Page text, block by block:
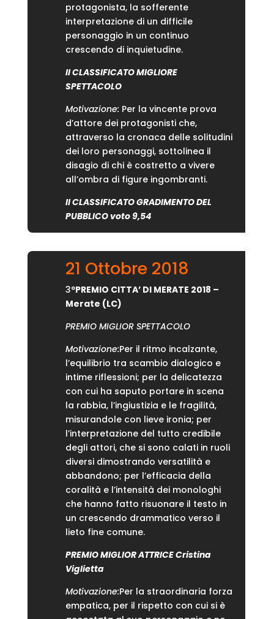
protagonista, la sofferente
interpretazione di un difficile
personaggio in un continuo
crescendo di inquietudine.
II CLASSIFICATO MIGLIORE
SPETTACOLO
Motivazione: Per la vincente prova
d’attore dei protagonisti che,
attraverso la cronaca delle solitudini
dei loro personaggi, sottolinea il
disagio di chi è costretto a vivere
all’ombra di figure ingombranti.
II CLASSIFICATO GRADIMENTO DEL
PUBBLICO voto 9,54
21 Ottobre 2018
3°PREMIO CITTA’ DI MERATE 2018 –
Merate (LC)
PREMIO MIGLIOR SPETTACOLO
Motivazione:Per il ritmo incalzante,
l’equilibrio tra scambio dialogico e
intime riflessioni; per la delicatezza
con cui ha saputo portare in scena
la rabbia, l’ingiustizia e le fragilità,
misurandole con lieve ironia; per
l’interpretazione del tutto credibile
degli attori, che si sono calati in ruoli
diversi dimostrando versatilità e
abbandono; per l’efficacia della
coralità e l’intensità dei monologhi
che hanno fatto risuonare il testo in
un crescendo drammatico verso il
lieto fine comune.
PREMIO MIGLIOR ATTRICE Cristina
Viglietta
Motivazione:Per la straordinaria forza
empatica, per il rispetto con cui si è